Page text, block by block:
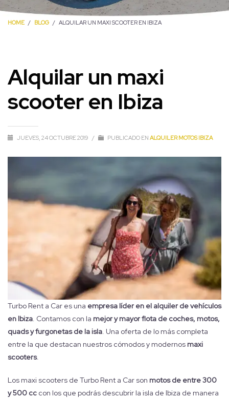
HOME BLOG ALQUILAR UN MAXI SCOOTER EN IBIZA
Alquilar un maxi
scooter en Ibiza
JUEVES, 24 OCTUBRE 2019 / PUBLICADO EN ALQUILER MOTOS IBIZA
Turbo Rent a Car es una empresa líder en el alquiler de vehículos
en Ibiza. Contamos con la mejor y mayor flota de coches, motos,
quads y furgonetas de la isla. Una oferta de lo más completa
entre la que destacan nuestros cómodos y modernos maxi
scooters.
Los maxi scooters de Turbo Rent a Car son motos de entre 300
y 500 cc con los que podrás descubrir la isla de Ibiza de manera